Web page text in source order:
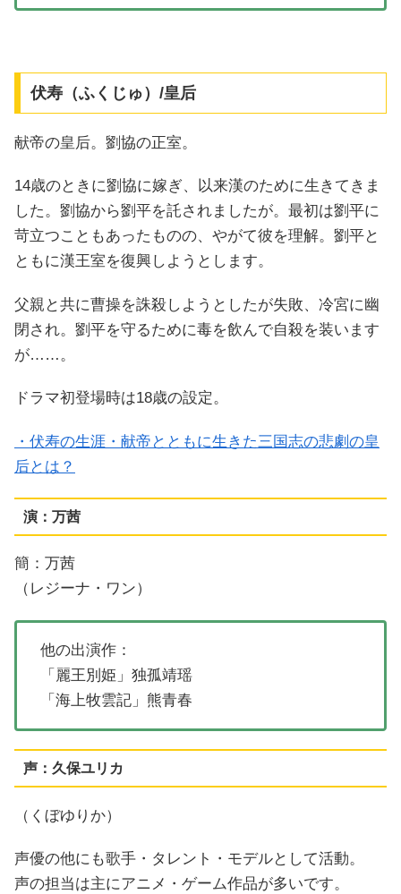
伏寿（ふくじゅ）/皇后
献帝の皇后。劉協の正室。
14歳のときに劉協に嫁ぎ、以来漢のために生きてきま
した。劉協から劉平を託されましたが。最初は劉平に
苛立つこともあったものの、やがて彼を理解。劉平と
ともに漢王室を復興しようとします。
父親と共に曹操を誅殺しようとしたが失敗、冷宮に幽
閉され。劉平を守るために毒を飲んで自殺を装います
が……。
ドラマ初登場時は18歳の設定。
・伏寿の生涯・献帝とともに生きた三国志の悲劇の皇
后とは？
演：万茜
簡：万茜
（レジーナ・ワン）
他の出演作：
「麗王別姫」独孤靖瑶
「海上牧雲記」熊青春
声：久保ユリカ
（くぼゆりか）
声優の他にも歌手・タレント・モデルとして活動。
声の担当は主にアニメ・ゲーム作品が多いです。